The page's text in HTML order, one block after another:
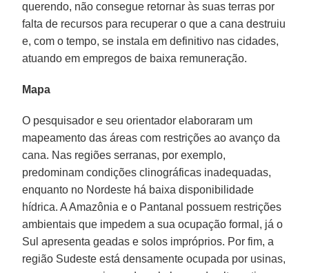
querendo, não consegue retornar às suas terras por
falta de recursos para recuperar o que a cana destruiu
e, com o tempo, se instala em definitivo nas cidades,
atuando em empregos de baixa remuneração.
Mapa
O pesquisador e seu orientador elaboraram um
mapeamento das áreas com restrições ao avanço da
cana. Nas regiões serranas, por exemplo,
predominam condições clinográficas inadequadas,
enquanto no Nordeste há baixa disponibilidade
hídrica. A Amazônia e o Pantanal possuem restrições
ambientais que impedem a sua ocupação formal, já o
Sul apresenta geadas e solos impróprios. Por fim, a
região Sudeste está densamente ocupada por usinas,